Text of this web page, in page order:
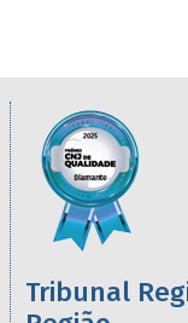
Informações
Imagem
Tribunal